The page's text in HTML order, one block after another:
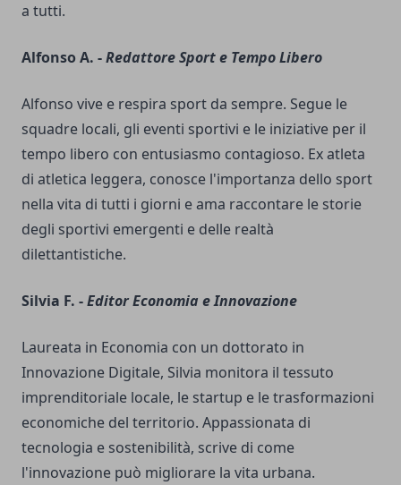
a tutti.
Alfonso A. -Redattore Sport e Tempo Libero
Alfonso vive e respira sport da sempre. Segue le
squadre locali, gli eventi sportivi e le iniziative per il
tempo libero con entusiasmo contagioso. Ex atleta
di atletica leggera, conosce l'importanza dello sport
nella vita di tutti i giorni e ama raccontare le storie
degli sportivi emergenti e delle realtà
dilettantistiche.
Silvia F. -Editor Economia e Innovazione
Laureata in Economia con un dottorato in
Innovazione Digitale, Silvia monitora il tessuto
imprenditoriale locale, le startup e le trasformazioni
economiche del territorio. Appassionata di
tecnologia e sostenibilità, scrive di come
l'innovazione può migliorare la vita urbana.